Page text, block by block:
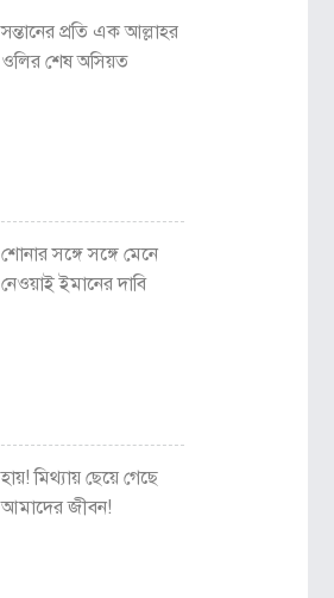
সন্তানের প্রতি এক আল্লাহর
ওলির শেষ অসিয়ত
শোনার সঙ্গে সঙ্গে মেনে
নেওয়াই ইমানের দাবি
হায়! মিথ্যায় ছেয়ে গেছে
আমাদের জীবন!